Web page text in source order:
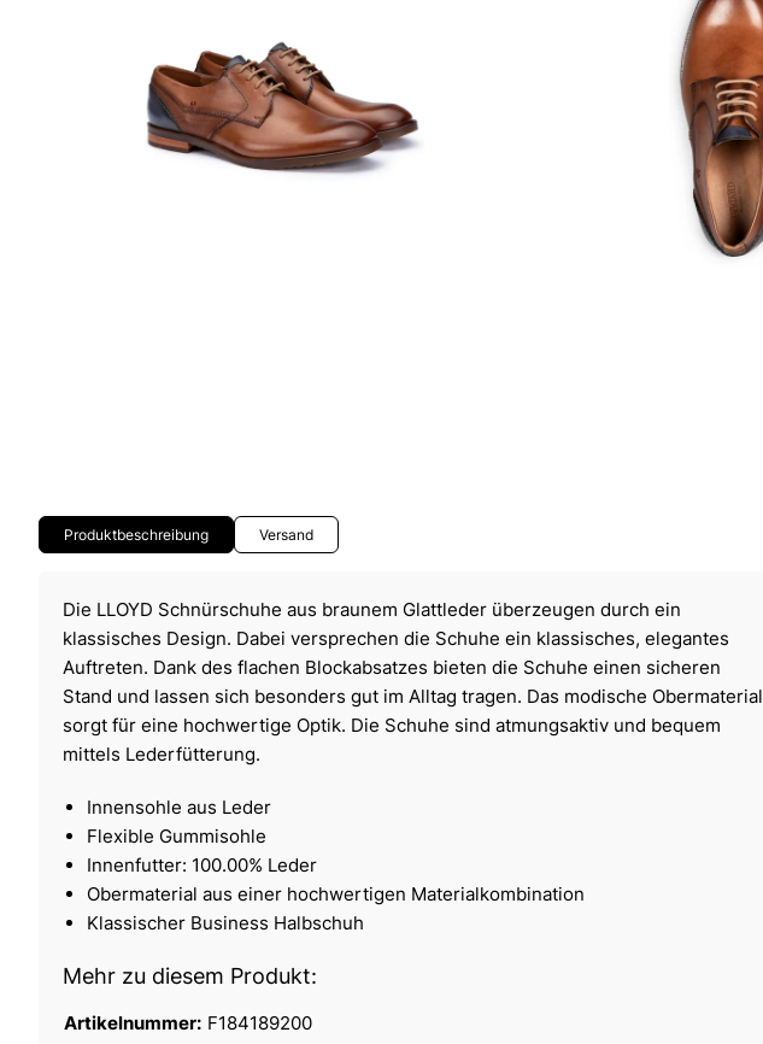
Produktbeschreibung Versand
Die LLOYD Schnürschuhe aus braunem Glattleder überzeugen durch ein
klassisches Design. Dabei versprechen die Schuhe ein klassisches, elegantes
Auftreten. Dank des flachen Blockabsatzes bieten die Schuhe einen sicheren
Stand und lassen sich besonders gut im Alltag tragen. Das modische Obermaterial
sorgt für eine hochwertige Optik. Die Schuhe sind atmungsaktiv und bequem
mittels Lederfütterung.
Innensohle aus Leder
Flexible Gummisohle
Innenfutter: 100.00% Leder
Obermaterial aus einer hochwertigen Materialkombination
Klassischer Business Halbschuh
Mehr zu diesem Produkt:
Artikelnummer: F184189200